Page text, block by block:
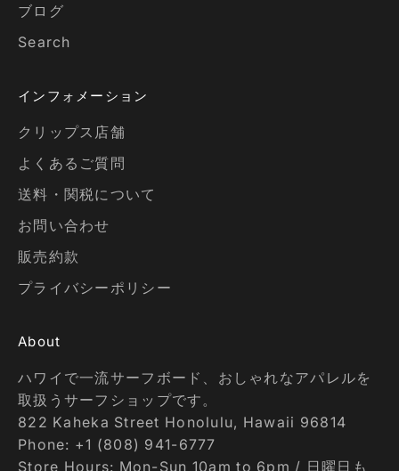
ブログ
Search
インフォメーション
クリップス店舗
よくあるご質問
送料・関税について
お問い合わせ
販売約款
プライバシーポリシー
About
ハワイで一流サーフボード、おしゃれなアパレルを
取扱うサーフショップです。
822 Kaheka Street Honolulu, Hawaii 96814
Phone: +1 (808) 941-6777
Store Hours: Mon-Sun 10am to 6pm / 日曜日も